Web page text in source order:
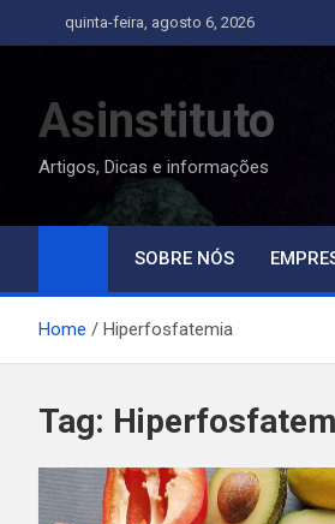
to
quinta-feira, agosto 6, 2026
Asinstituto
Artigos, Dicas e informações
SOBRE NÓS
Home Hiperfosfatemia
Tag: